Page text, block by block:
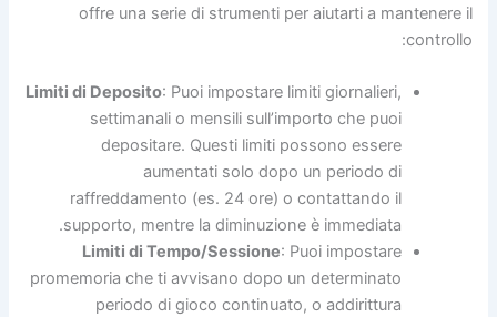
offre una serie di strumenti per aiutarti a mantenere il
controllo:
Limiti di Deposito : Puoi impostare limiti giornalieri,
settimanali o mensili sull’importo che puoi
depositare. Questi limiti possono essere
aumentati solo dopo un periodo di
raffreddamento (es. 24 ore) o contattando il
supporto, mentre la diminuzione è immediata.
Limiti di Tempo/Sessione : Puoi impostare
promemoria che ti avvisano dopo un determinato
periodo di gioco continuato, o addirittura